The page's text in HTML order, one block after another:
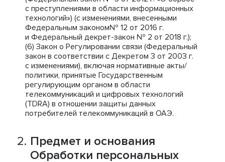
с преступлениями в области информационных
технологий») (с изменениями, внесенными
Федеральным законом№ 12 от 2016 г.
и Федеральный декрет-закон № 2 от 2018 г.);
(6) Закон о Регулировании связи (Федеральный
закон в соответствии с Декретом 3 от 2003 г.
с изменениями), включая нормативные акты/
политики, принятые Государственным
регулирующим органом в области
телекоммуникаций и цифровых технологий
(TDRA) в отношении защиты данных
потребителей телекоммуникаций в ОАЭ.
Предмет и основания
Обработки персональных